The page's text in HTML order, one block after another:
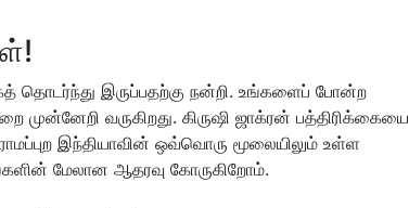
தொடர்ந்து இருப்பதற்கு நன்றி. உங்களைப் போன்ற
வருகிறது. கிருஷி ஜாக்ரன் பத்திரிக்கையை
இந்தியாவின் ஒவ்வொரு மூலையிலும் உள்ள
மேலான ஆதரவு கோருகிறோம்.